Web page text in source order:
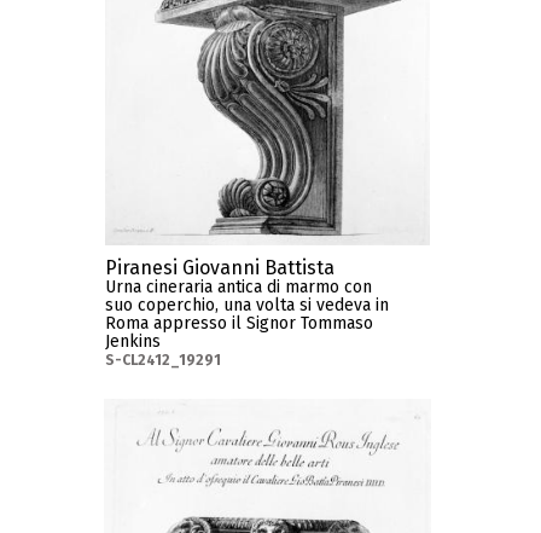
Piranesi Giovanni Battista
Urna cineraria antica di marmo con
suo coperchio, una volta si vedeva in
Roma appresso il Signor Tommaso
Jenkins
S-CL2412_19291